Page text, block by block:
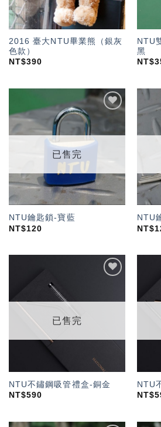
2016 臺大NTU畢業熊（銀灰
色款）
NT$390
NTU
黑
NT$
望輕
已售完
NTU鑰匙鎖-寶藍
NT$120
NTU
NT$
望輕
已售完
NTU不鏽鋼吸管禮盒-銅金
NT$590
NTU
NT$